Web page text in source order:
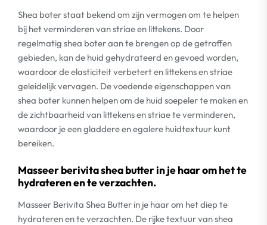
Shea boter staat bekend om zijn vermogen om te helpen
bij het verminderen van striae en littekens. Door
regelmatig shea boter aan te brengen op de getroffen
gebieden, kan de huid gehydrateerd en gevoed worden,
waardoor de elasticiteit verbetert en littekens en striae
geleidelijk vervagen. De voedende eigenschappen van
shea boter kunnen helpen om de huid soepeler te maken en
de zichtbaarheid van littekens en striae te verminderen,
waardoor je een gladdere en egalere huidtextuur kunt
bereiken.
Masseer berivita shea butter in je haar om het te
hydrateren en te verzachten.
Masseer Berivita Shea Butter in je haar om het diep te
hydrateren en te verzachten. De rijke textuur van shea